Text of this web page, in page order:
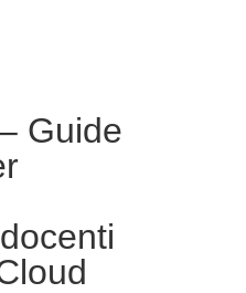
Guide